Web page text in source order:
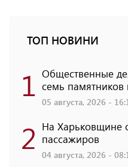
ТОП НОВИНИ
1 Общественные
семь памятников
05 августа, 2026 -
2 На Харьковщине
пассажиров
04 августа, 2026 -